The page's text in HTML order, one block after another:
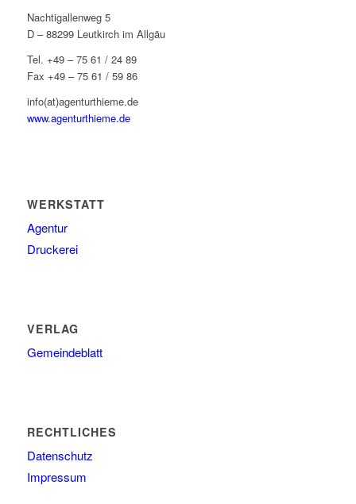
Nachtigallenweg 5
D – 88299 Leutkirch im Allgäu
Tel. +49 – 75 61 / 24 89
Fax +49 – 75 61 / 59 86
info(at)agenturthieme.de
www.agenturthieme.de
WERKSTATT
Agentur
Druckerei
VERLAG
Gemeindeblatt
RECHTLICHES
Datenschutz
Impressum